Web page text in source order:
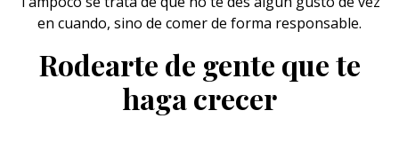
en cuando, sino de comer de forma responsable.
Rodearte de gente que te
haga crecer